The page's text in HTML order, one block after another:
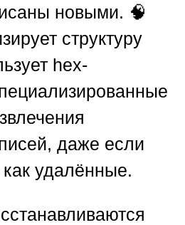
новыми. 🧠
структуру
hex-
даже если
удалённые.